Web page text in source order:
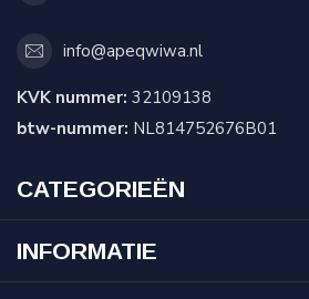
info@apeqwiwa.nl
KVK nummer: 32109138
btw-nummer: NL814752676B01
CATEGORIEËN
INFORMATIE